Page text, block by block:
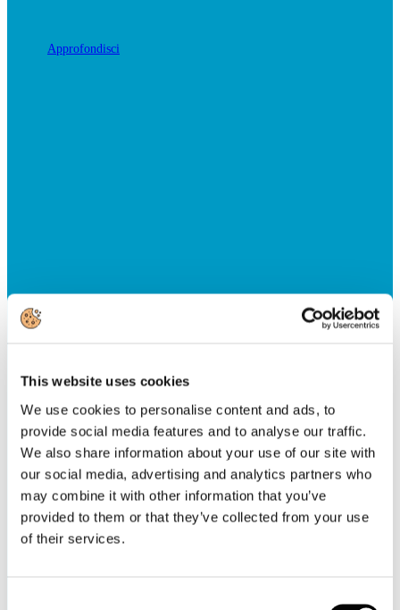
This website uses cookies
We use cookies to personalise content and ads, to
provide social media features and to analyse our traffic.
We also share information about your use of our site with
our social media, advertising and analytics partners who
may combine it with other information that you’ve
provided to them or that they’ve collected from your use
of their services.
Approfondisci